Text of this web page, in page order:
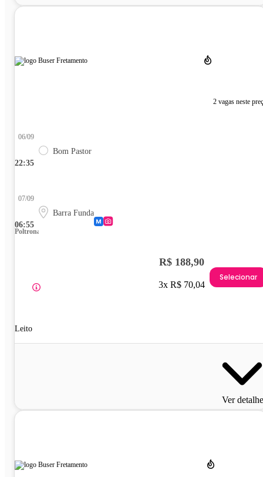
2 vagas neste
22:35
06/09
Bom Pastor
06:55
07/09
Barra Funda
Poltrona
Leito
R$ 188,90
3x R$ 70,04
Selecionar
Ver